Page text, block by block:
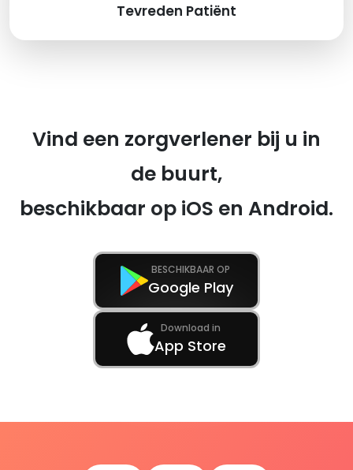
Tevreden Patiënt
Vind een zorgverlener bij u in
de buurt,
beschikbaar op iOS en Android.
BESCHIKBAAR OP
Google Play
Download in
App Store